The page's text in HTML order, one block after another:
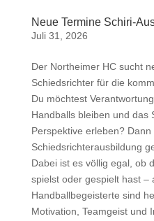
Neue Termine Schiri-
Juli 31, 2026
Der Northeimer HC sucht
Schiedsrichter für die
Du möchtest
Handballs bleiben und das
Perspektive erleben? Dann
Schiedsrichterausbildung
Dabei ist es völlig egal, ob
spielst oder gespielt hast –
Handballbegeisterte sind
Motivation, Teamgeist und